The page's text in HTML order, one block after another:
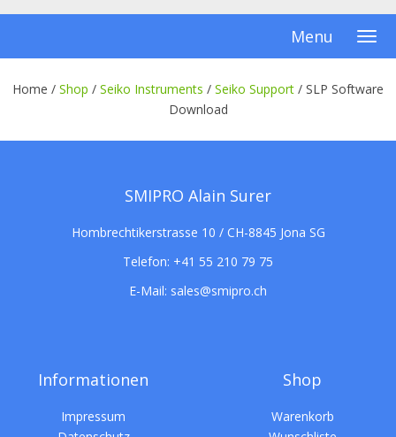
Menu
Home / Shop / Seiko Instruments / Seiko Support / SLP Software
Download
SMIPRO Alain Surer
Hombrechtikerstrasse 10 / CH-8845 Jona SG
Telefon: +41 55 210 79 75
E-Mail: sales@smipro.ch
Informationen
Impressum
Shop
Warenkorb